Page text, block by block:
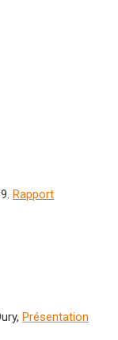
Rapport
Présentation